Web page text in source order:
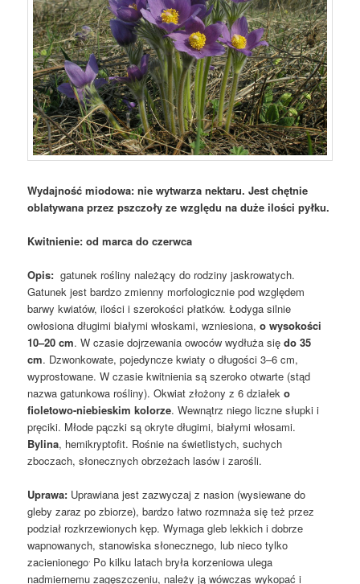
Wydajność miodowa: nie wytwarza nektaru. Jest chętnie
oblatywana przez pszczoły ze względu na duże ilości pyłku.
Kwitnienie: od marca do czerwca
Opis: gatunek rośliny należący do rodziny jaskrowatych.
Gatunek jest bardzo zmienny morfologicznie pod względem
barwy kwiatów, ilości i szerokości płatków. Łodyga silnie
owłosiona długimi białymi włoskami, wzniesiona,o wysokości
10–20 cm. W czasie dojrzewania owoców wydłuża siędo 35
cm. Dzwonkowate, pojedyncze kwiaty o długości 3–6 cm,
wyprostowane. W czasie kwitnienia są szeroko otwarte (stąd
nazwa gatunkowa rośliny). Okwiat złożony z 6 działeko
fioletowo-niebieskim kolorze. Wewnątrz niego liczne słupki i
pręciki. Młode pączki są okryte długimi, białymi włosami.
Bylina, hemikryptofit. Rośnie na świetlistych, suchych
zboczach, słonecznych obrzeżach lasów i zarośli.
Uprawa: Uprawiana jest zazwyczaj z nasion (wysiewane do
gleby zaraz po zbiorze), bardzo łatwo rozmnaża się też przez
podział rozkrzewionych kęp. Wymaga gleb lekkich i dobrze
wapnowanych, stanowiska słonecznego, lub nieco tylko
zacienionego Po kilku latach bryła korzeniowa ulega
nadmiernemu zagęszczeniu, należy ją wówczas wykopać i